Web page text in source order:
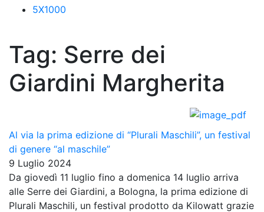
5X1000
Tag: Serre dei
Giardini Margherita
Al via la prima edizione di “Plurali Maschili”, un festival
di genere “al maschile”
9 Luglio 2024
Da giovedì 11 luglio fino a domenica 14 luglio arriva
alle Serre dei Giardini, a Bologna, la prima edizione di
Plurali Maschili, un festival prodotto da Kilowatt grazie